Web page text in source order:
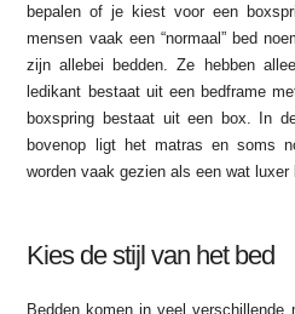
bepalen of je kiest voor een
mensen vaak een “normaal” bed
zijn allebei bedden. Ze hebben
ledikant bestaat uit een bedframe
boxspring bestaat uit een box. In
bovenop ligt het matras en soms
worden vaak gezien als een wat luxer
Kies de stijl van het bed
Bedden komen in veel